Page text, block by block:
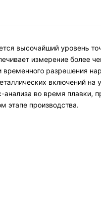
высочайший уровень
измерение более
временного разрешения
включений на
во время плавки,
этапе производства.